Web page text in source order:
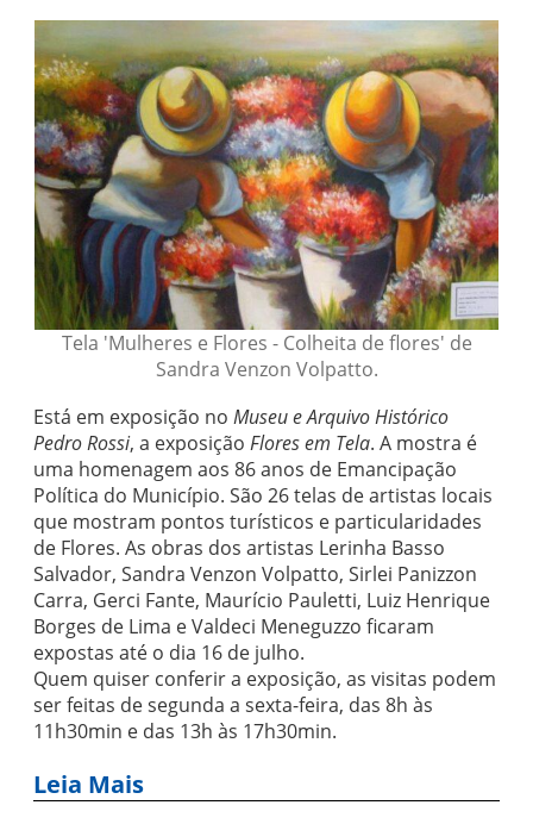
Tela 'Mulheres e Flores - Colheita de flores' de
Sandra Venzon Volpatto.
Está em exposição no Museu e Arquivo Histórico
Pedro Rossi, a exposição Flores em Tela. A mostra é
uma homenagem aos 86 anos de Emancipação
Política do Município. São 26 telas de artistas locais
que mostram pontos turísticos e particularidades
de Flores. As obras dos artistas Lerinha Basso
Salvador, Sandra Venzon Volpatto, Sirlei Panizzon
Carra, Gerci Fante, Maurício Pauletti, Luiz Henrique
Borges de Lima e Valdeci Meneguzzo ficaram
expostas até o dia 16 de julho.
Quem quiser conferir a exposição, as visitas podem
ser feitas de segunda a sexta-feira, das 8h às
11h30min e das 13h às 17h30min.
Leia Mais